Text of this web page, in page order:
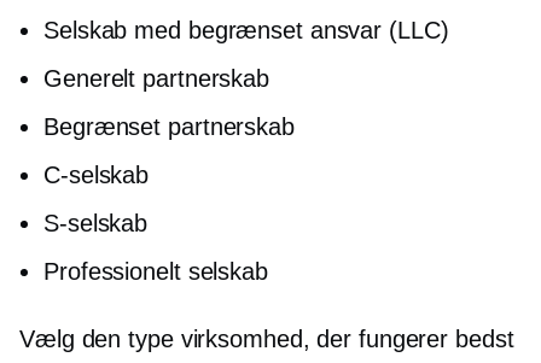
Selskab med begrænset ansvar (LLC)
Generelt partnerskab
Begrænset partnerskab
C-selskab
S-selskab
Professionelt selskab
Vælg den type virksomhed, der fungerer bedst